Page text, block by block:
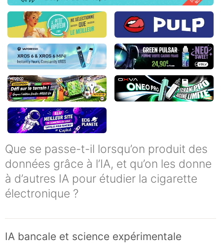
Que se passe-t-il lorsqu’on produit des
données grâce à l’IA, et qu’on les donne
à d’autres IA pour étudier la cigarette
électronique ?
IA bancale et science expérimentale